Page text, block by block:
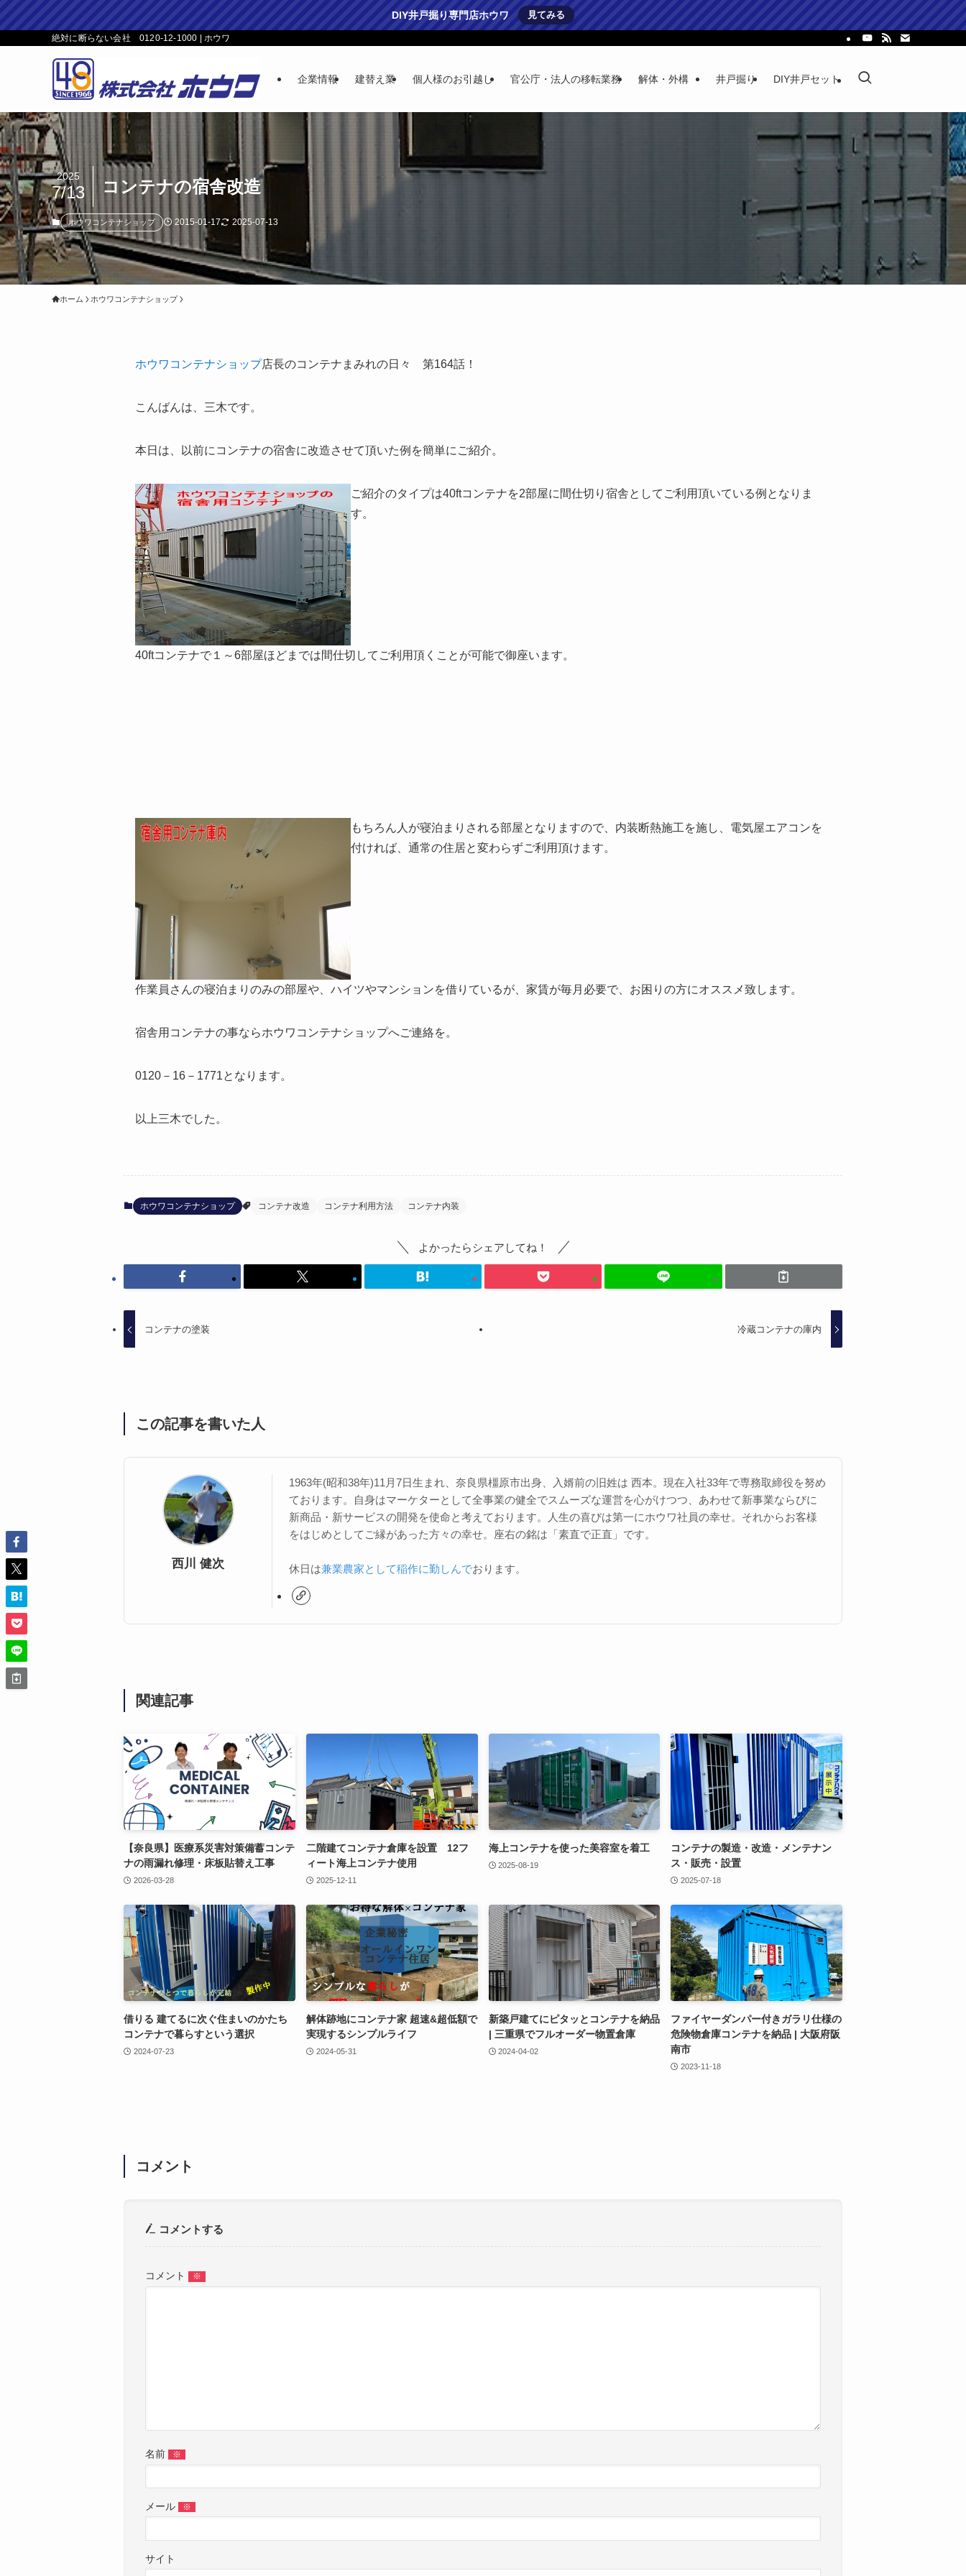
DIY井戸掘り専門店ホウワ 見てみる
絶対に断らない会社 0120-12-1000 | ホウワ
企業情報 建替え業 個人様のお引越し 官公庁・法人の移転業務 解体・外構 井戸掘り DIY井戸セット
コンテナの宿舎改造
2025
7/13
ホウワコンテナショップ 2015-01-17 2025-07-13
ホーム ホウワコンテナショップ
ホウワコンテナショップ店長のコンテナまみれの日々 第164話！
こんばんは、三木です。
本日は、以前にコンテナの宿舎に改造させて頂いた例を簡単にご紹介。
ご紹介のタイプは40ftコンテナを2部屋に間仕切り宿舎としてご利用頂いている例となりま
す。
40ftコンテナで１～6部屋ほどまでは間仕切してご利用頂くことが可能で御座います。
もちろん人が寝泊まりされる部屋となりますので、内装断熱施工を施し、電気屋エアコンを
付ければ、通常の住居と変わらずご利用頂けます。
作業員さんの寝泊まりのみの部屋や、ハイツやマンションを借りているが、家賃が毎月必要で、お困りの方にオススメ致します。
宿舎用コンテナの事ならホウワコンテナショップへご連絡を。
0120－16－1771となります。
以上三木でした。
ホウワコンテナショップ コンテナ改造 コンテナ利用方法 コンテナ内装
よかったらシェアしてね！
コンテナの塗装 冷蔵コンテナの庫内
この記事を書いた人
西川 健次
1963年(昭和38年)11月7日生まれ、奈良県橿原市出身、入婿前の旧姓は 西本。現在入社33年で専務取締役を努め
ております。自身はマーケターとして全事業の健全でスムーズな運営を心がけつつ、あわせて新事業ならびに
新商品・新サービスの開発を使命と考えております。人生の喜びは第一にホウワ社員の幸せ。それからお客様
をはじめとしてご縁があった方々の幸せ。座右の銘は「素直で正直」です。
休日は兼業農家として稲作に勤しんでおります。
関連記事
【奈良県】医療系災害対策備蓄コンテ
ナの雨漏れ修理・床板貼替え工事
2026-03-28
二階建てコンテナ倉庫を設置 12フ
ィート海上コンテナ使用
2025-12-11
海上コンテナを使った美容室を着工
2025-08-19
コンテナの製造・改造・メンテナン
ス・販売・設置
2025-07-18
借りる 建てるに次ぐ住まいのかたち
コンテナで暮らすという選択
2024-07-23
解体跡地にコンテナ家 超速&超低額で
実現するシンプルライフ
2024-05-31
新築戸建てにピタッとコンテナを納品
| 三重県でフルオーダー物置倉庫
2024-04-02
ファイヤーダンパー付きガラリ仕様の
危険物倉庫コンテナを納品 | 大阪府阪
南市
2023-11-18
コメント
コメントする
コメント ※
名前 ※
メール ※
サイト